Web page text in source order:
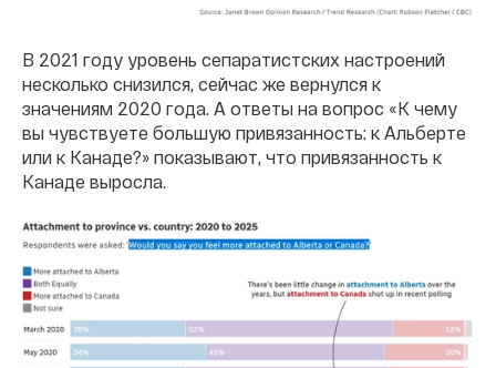
В 2021 году уровень сепаратистских настроений
несколько снизился, сейчас же вернулся к
значениям 2020 года. А ответы на вопрос «К чему
вы чувствуете большую привязанность: к Альберте
или к Канаде?» показывают, что привязанность к
Канаде выросла.